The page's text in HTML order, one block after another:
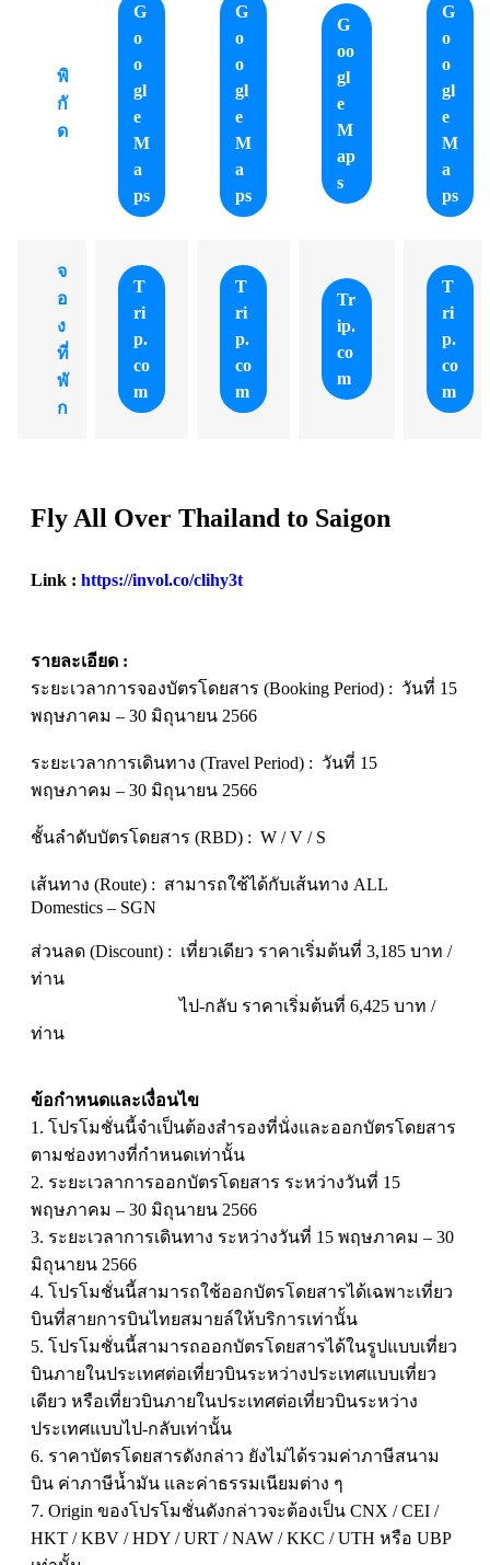
พิ
กั
ด
G
o
o
gl
e
M
a
ps
G
o
o
gl
e
M
a
ps
G
oo
gl
e
M
ap
s
G
o
o
gl
e
M
a
ps
จ
อ
ง
ที่
พั
ก
T
ri
p.
co
m
T
ri
p.
co
m
Tr
ip.
co
m
T
ri
p.
co
m
Fly All Over Thailand to Saigon
Link : https://invol.co/clihy3t
รายละเอียด :
ระยะเวลาการจองบัตรโดยสาร (Booking Period) : วันที่ 15
พฤษภาคม – 30 มิถุนายน 2566
ระยะเวลาการเดินทาง (Travel Period) : วันที่ 15
พฤษภาคม – 30 มิถุนายน 2566
ชั้นลำดับบัตรโดยสาร (RBD) : W / V / S
เส้นทาง (Route) : สามารถใช้ได้กับเส้นทาง ALL
Domestics – SGN
ส่วนลด (Discount) : เที่ยวเดียว ราคาเริ่มต้นที่ 3,185 บาท /
ท่าน
ไป-กลับ ราคาเริ่มต้นที่ 6,425 บาท /
ท่าน
ข้อกำหนดและเงื่อนไข
1. โปรโมชั่นนี้จำเป็นต้องสำรองที่นั่งและออกบัตรโดยสาร
ตามช่องทางที่กำหนดเท่านั้น
2. ระยะเวลาการออกบัตรโดยสาร ระหว่างวันที่ 15
พฤษภาคม – 30 มิถุนายน 2566
3. ระยะเวลาการเดินทาง ระหว่างวันที่ 15 พฤษภาคม – 30
มิถุนายน 2566
4. โปรโมชั่นนี้สามารถใช้ออกบัตรโดยสารได้เฉพาะเที่ยว
บินที่สายการบินไทยสมายล์ให้บริการเท่านั้น
5. โปรโมชั่นนี้สามารถออกบัตรโดยสารได้ในรูปแบบเที่ยว
บินภายในประเทศต่อเที่ยวบินระหว่างประเทศแบบเที่ยว
เดียว หรือเที่ยวบินภายในประเทศต่อเที่ยวบินระหว่าง
ประเทศแบบไป-กลับเท่านั้น
6. ราคาบัตรโดยสารดังกล่าว ยังไม่ได้รวมค่าภาษีสนาม
บิน ค่าภาษีน้ำมัน และค่าธรรมเนียมต่าง ๆ
7. Origin ของโปรโมชั่นดังกล่าวจะต้องเป็น CNX / CEI /
HKT / KBV / HDY / URT / NAW / KKC / UTH หรือ UBP